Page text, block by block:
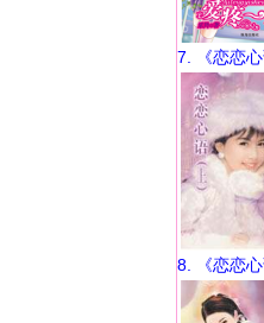
7. 《恋恋心
8. 《恋恋心